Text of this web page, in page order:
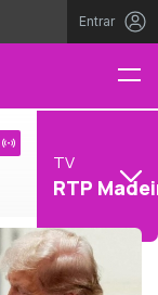
Entrar
TV
RTP